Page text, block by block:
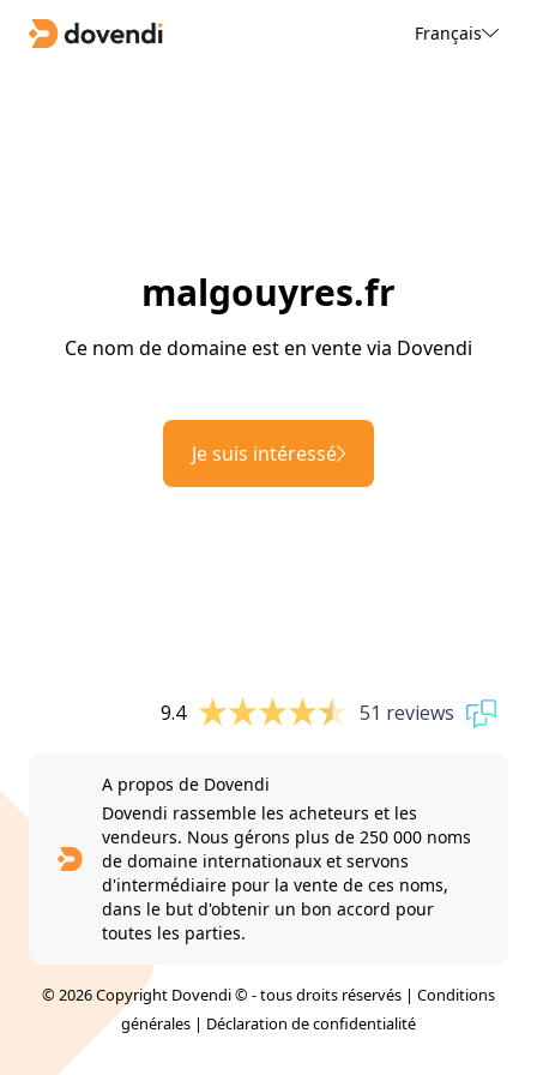
Français
malgouyres.fr
Ce nom de domaine est en vente via Dovendi
Je suis intéressé
9.4 51 reviews
A propos de Dovendi
Dovendi rassemble les acheteurs et les
vendeurs. Nous gérons plus de 250 000 noms
de domaine internationaux et servons
d'intermédiaire pour la vente de ces noms,
dans le but d'obtenir un bon accord pour
toutes les parties.
© 2026 Copyright Dovendi © - tous droits réservés | Conditions
générales | Déclaration de confidentialité